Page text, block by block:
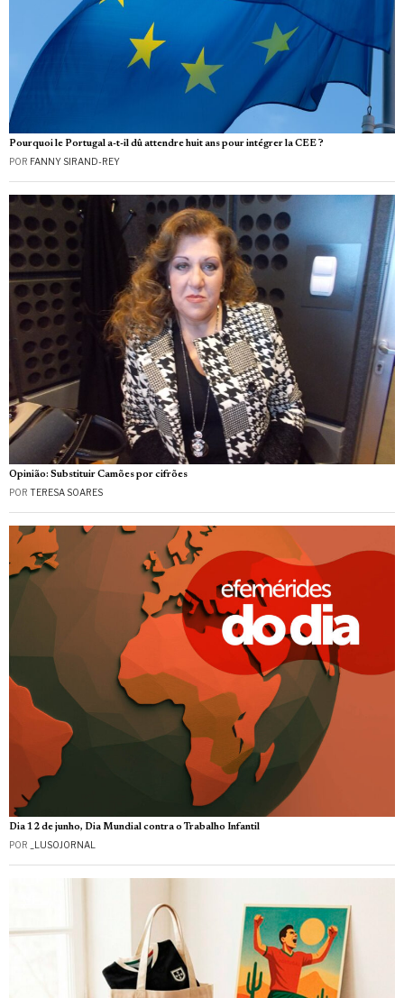
Pourquoi le Portugal a-t-il dû attendre huit ans pour intégrer la CEE ?
POR FANNY SIRAND-REY
Opinião: Substituir Camões por cifrões
POR TERESA SOARES
Dia 12 de junho, Dia Mundial contra o Trabalho Infantil
POR _LUSOJORNAL